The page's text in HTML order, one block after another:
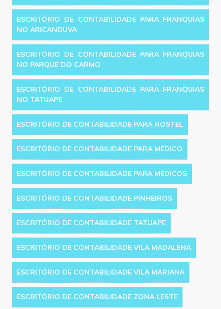
ESCRITÓRIO DE CONTABILIDADE PARA FRANQUIAS
NO ARICANDUVA
ESCRITÓRIO DE CONTABILIDADE PARA FRANQUIAS
NO PARQUE DO CARMO
ESCRITÓRIO DE CONTABILIDADE PARA FRANQUIAS
NO TATUAPE
ESCRITÓRIO DE CONTABILIDADE PARA HOSTEL
ESCRITÓRIO DE CONTABILIDADE PARA MÉDICO
ESCRITÓRIO DE CONTABILIDADE PARA MÉDICOS
ESCRITÓRIO DE CONTABILIDADE PINHEIROS
ESCRITÓRIO DE CONTABILIDADE TATUAPE
ESCRITÓRIO DE CONTABILIDADE VILA MADALENA
ESCRITÓRIO DE CONTABILIDADE VILA MARIANA
ESCRITÓRIO DE CONTABILIDADE ZONA LESTE